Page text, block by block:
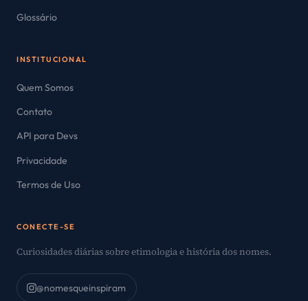
Glossário
INSTITUCIONAL
Quem Somos
Contato
API para Devs
Privacidade
Termos de Uso
CONECTE-SE
Curiosidades diárias sobre etimologia e história dos nomes.
@nomesqueinspiram